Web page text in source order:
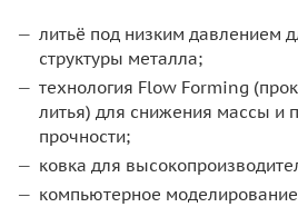
литьё под низким давлением
структуры металла;
технология Flow Forming
литья) для снижения массы и
прочности;
ковка для
компьютерное моделирование